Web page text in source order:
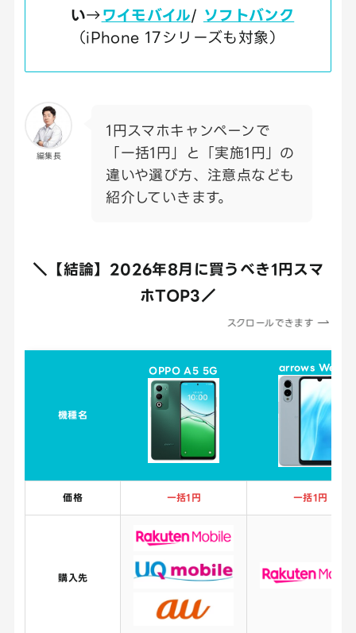
い→ワイモバイル/ ソフトバンク
（iPhone 17シリーズも対象）
編集長
1円スマホキャンペーンで
「一括1円」と「実施1円」の
違いや選び方、注意点なども
紹介していきます。
＼【結論】2026年8月に買うべき1円スマ
ホTOP3／
スクロールできます
機種名
OPPO A5 5G arrows We2
価格 一括1円 一括1円
購入先